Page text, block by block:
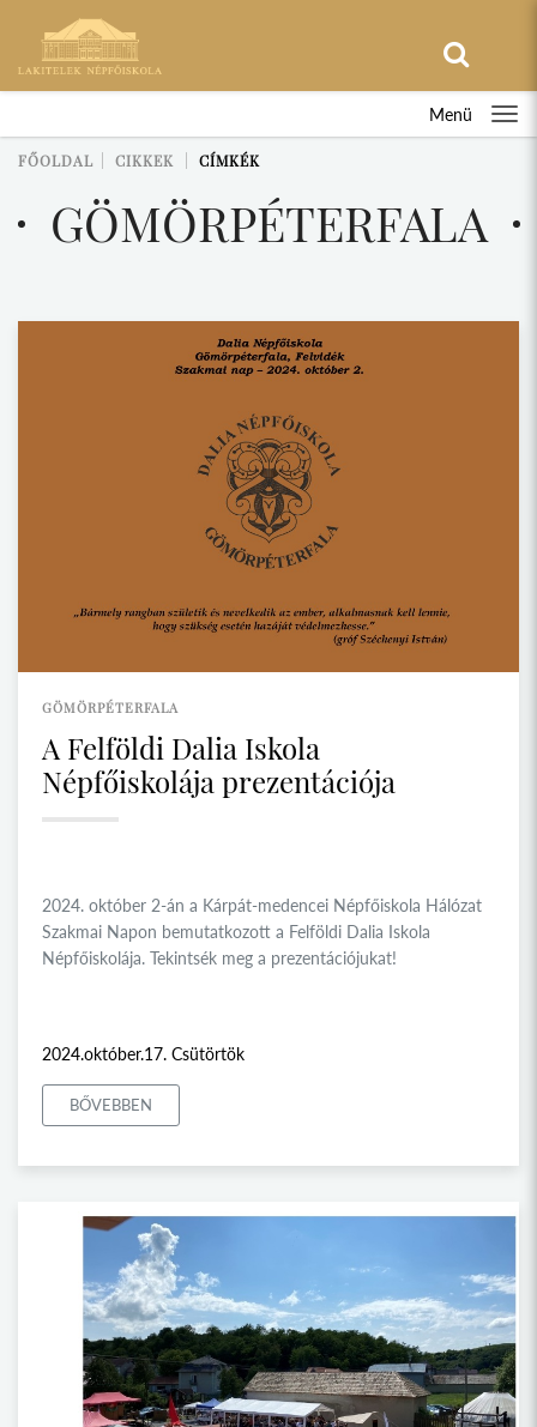
Menü
FŐOLDAL CIKKEK CÍMKÉK
GÖMÖRPÉTERFALA
GÖMÖRPÉTERFALA
A Felföldi Dalia Iskola
Népfőiskolája prezentációja
2024. október 2-án a Kárpát-medencei Népfőiskola Hálózat
Szakmai Napon bemutatkozott a Felföldi Dalia Iskola
Népfőiskolája. Tekintsék meg a prezentációjukat!
2024.október.17. Csütörtök
BŐVEBBEN